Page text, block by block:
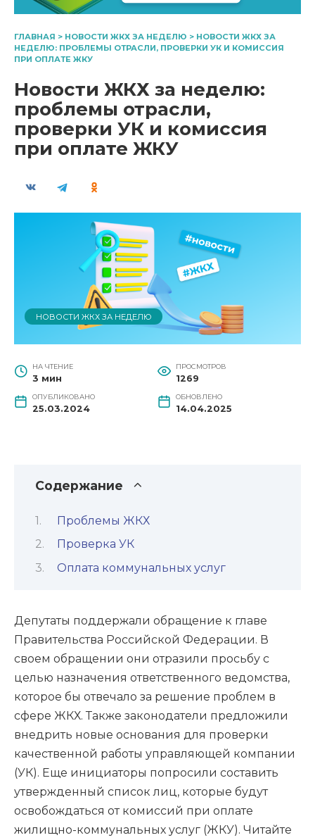
ГЛАВНАЯ > НОВОСТИ ЖКХ ЗА НЕДЕЛЮ > НОВОСТИ ЖКХ ЗА
НЕДЕЛЮ: ПРОБЛЕМЫ ОТРАСЛИ, ПРОВЕРКИ УК И КОМИССИЯ
ПРИ ОПЛАТЕ ЖКУ
Новости ЖКХ за неделю:
проблемы отрасли,
проверки УК и комиссия
при оплате ЖКУ
НОВОСТИ ЖКХ ЗА НЕДЕЛЮ
НА ЧТЕНИЕ
3 мин
ПРОСМОТРОВ
1269
ОПУБЛИКОВАНО
25.03.2024
ОБНОВЛЕНО
14.04.2025
Содержание
Проблемы ЖКХ
Проверка УК
Оплата коммунальных услуг
Депутаты поддержали обращение к главе
Правительства Российской Федерации. В
своем обращении они отразили просьбу с
целью назначения ответственного ведомства,
которое бы отвечало за решение проблем в
сфере ЖКХ. Также законодатели предложили
внедрить новые основания для проверки
качественной работы управляющей компании
(УК). Еще инициаторы попросили составить
утвержденный список лиц, которые будут
освобождаться от комиссий при оплате
жилищно-коммунальных услуг (ЖКУ). Читайте